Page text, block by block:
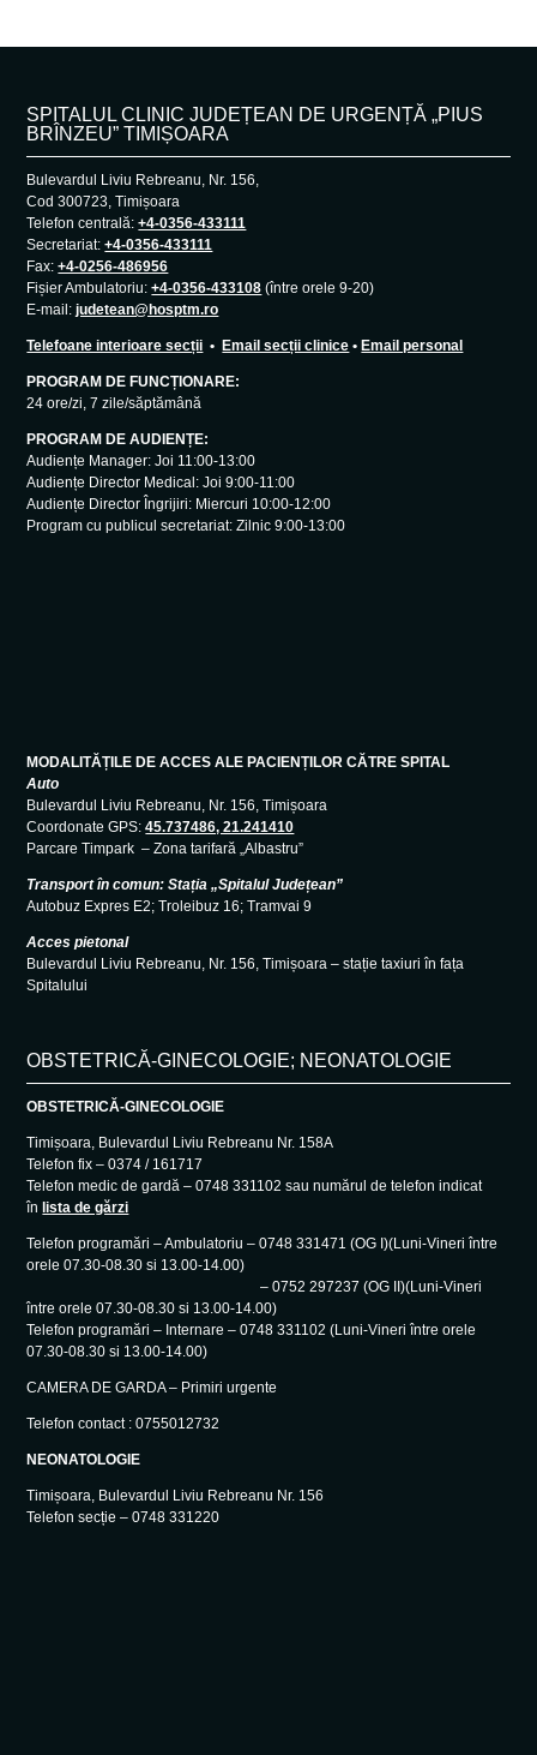
SPITALUL CLINIC JUDEȚEAN DE URGENȚĂ „PIUS
BRÎNZEU” TIMIȘOARA
Bulevardul Liviu Rebreanu, Nr. 156,
Cod 300723, Timișoara
Telefon centrală:+4-0356-433111
Secretariat:+4-0356-433111
Fax:+4-0256-486956
Fișier Ambulatoriu:+4-0356-433108 (între orele 9-20)
E-mail:judetean@hosptm.ro
Telefoane interioare secții •Email secții clinice •Email personal
PROGRAM DE FUNCȚIONARE:
24 ore/zi, 7 zile/săptămână
PROGRAM DE AUDIENȚE:
Audiențe Manager: Joi 11:00-13:00
Audiențe Director Medical: Joi 9:00-11:00
Audiențe Director Îngrijiri: Miercuri 10:00-12:00
Program cu publicul secretariat: Zilnic 9:00-13:00
MODALITĂȚILE DE ACCES ALE PACIENȚILOR CĂTRE SPITAL
Auto
Bulevardul Liviu Rebreanu, Nr. 156, Timișoara
Coordonate GPS:45.737486, 21.241410
Parcare Timpark – Zona tarifară „Albastru”
Transport în comun: Stația „Spitalul Județean”
Autobuz Expres E2; Troleibuz 16; Tramvai 9
Acces pietonal
Bulevardul Liviu Rebreanu, Nr. 156, Timișoara – stație taxiuri în fața
Spitalului
OBSTETRICĂ-GINECOLOGIE; NEONATOLOGIE
OBSTETRICĂ-GINECOLOGIE
Timișoara, Bulevardul Liviu Rebreanu Nr. 158A
Telefon fix – 0374 / 161717
Telefon medic de gardă – 0748 331102 sau numărul de telefon indicat
în lista de gărzi
Telefon programări – Ambulatoriu – 0748 331471 (OG I)(Luni-Vineri între
orele 07.30-08.30 si 13.00-14.00)
– 0752 297237 (OG II)(Luni-Vineri
între orele 07.30-08.30 si 13.00-14.00)
Telefon programări – Internare – 0748 331102 (Luni-Vineri între orele
07.30-08.30 si 13.00-14.00)
CAMERA DE GARDA – Primiri urgente
Telefon contact : 0755012732
NEONATOLOGIE
Timișoara, Bulevardul Liviu Rebreanu Nr. 156
Telefon secție – 0748 331220